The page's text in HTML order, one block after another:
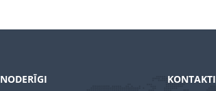
NODERĪGI KONTAKTI